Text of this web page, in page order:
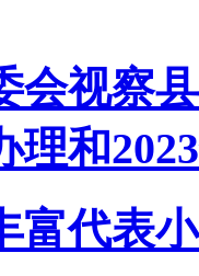
会视察
理和
富代表